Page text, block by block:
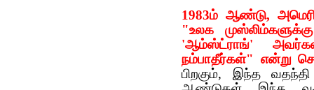
1983ம் ஆண்டு,
"உலக
'ஆம்ஸ்ட்ராங்'
நம்பாதீர்கள்" என்று
பிறகும், இந்த